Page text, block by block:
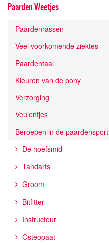
Paarden Weetjes
Paardenrassen
Veel voorkomende ziektes
Paardentaal
Kleuren van de pony
Verzorging
Veulentjes
Beroepen in de paardensport
De hoefsmid
Tandarts
Groom
Bitfitter
Instructeur
Osteopaat